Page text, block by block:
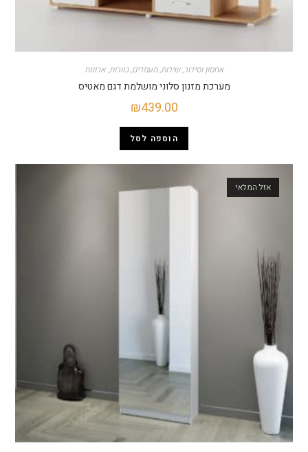
אחסון וסידור,שידות,מעמדים,כוורות,ארונות
מערכת מזנון סלוני מושלמת דגם מאטיס
₪439.00
הוספה לסל
אזל המלאי